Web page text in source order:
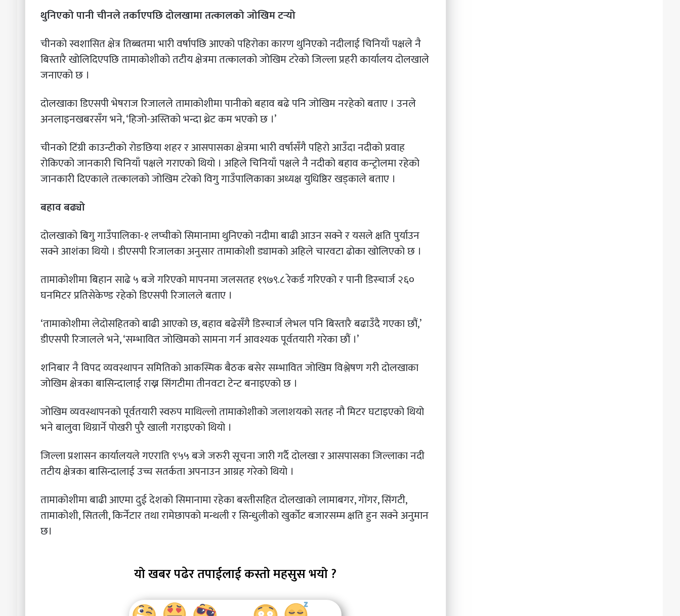
थुनिएको पानी चीनले तर्काएपछि दोलखामा तत्कालको जोखिम टर्‍यो
चीनको स्वशासित क्षेत्र तिब्बतमा भारी वर्षापछि आएको पहिरोका कारण थुनिएको नदीलाई चिनियाँ पक्षले नै
बिस्तारै खोलिदिएपछि तामाकोशीको तटीय क्षेत्रमा तत्कालको जोखिम टरेको जिल्ला प्रहरी कार्यालय दोलखाले
जनाएको छ ।
दोलखाका डिएसपी भेषराज रिजालले तामाकोशीमा पानीको बहाव बढे पनि जोखिम नरहेको बताए । उनले
अनलाइनखबरसँग भने, ‘हिजो-अस्तिको भन्दा थ्रेट कम भएको छ ।’
चीनको टिंग्री काउन्टीको रोङछिया शहर र आसपासका क्षेत्रमा भारी वर्षासँगै पहिरो आउँदा नदीको प्रवाह
रोकिएको जानकारी चिनियाँ पक्षले गराएको थियो । अहिले चिनियाँ पक्षले नै नदीको बहाव कन्ट्रोलमा रहेको
जानकारी दिएकाले तत्कालको जोखिम टरेको विगु गाउँपालिकाका अध्यक्ष युधिष्ठिर खड्काले बताए ।
बहाव बढ्यो
दोलखाको बिगु गाउँपालिका-१ लप्चीको सिमानामा थुनिएको नदीमा बाढी आउन सक्ने र यसले क्षति पुर्याउन
सक्ने आशंका थियो । डीएसपी रिजालका अनुसार तामाकोशी ड्यामको अहिले चारवटा ढोका खोलिएको छ ।
तामाकोशीमा बिहान साढे ५ बजे गरिएको मापनमा जलसतह १९७९.८ रेकर्ड गरिएको र पानी डिस्चार्ज २६०
घनमिटर प्रतिसेकेण्ड रहेको डिएसपी रिजालले बताए ।
‘तामाकोशीमा लेदोसहितको बाढी आएको छ, बहाव बढेसँगै डिस्चार्ज लेभल पनि बिस्तारै बढाउँदै गएका छौं,’
डीएसपी रिजालले भने, ‘सम्भावित जोखिमको सामना गर्न आवश्यक पूर्वतयारी गरेका छौं ।’
शनिबार नै विपद व्यवस्थापन समितिको आकस्मिक बैठक बसेर सम्भावित जोखिम विश्लेषण गरी दोलखाका
जोखिम क्षेत्रका बासिन्दालाई राख्न सिंगटीमा तीनवटा टेन्ट बनाइएको छ ।
जोखिम व्यवस्थापनको पूर्वतयारी स्वरुप माथिल्लो तामाकोशीको जलाशयको सतह नौ मिटर घटाइएको थियो
भने बालुवा थिग्रार्ने पोखरी पुरै खाली गराइएको थियो ।
जिल्ला प्रशासन कार्यालयले गएराति ९ः५५ बजे जरुरी सूचना जारी गर्दै दोलखा र आसपासका जिल्लाका नदी
तटीय क्षेत्रका बासिन्दालाई उच्च सतर्कता अपनाउन आग्रह गरेको थियो ।
तामाकोशीमा बाढी आएमा दुई देशको सिमानामा रहेका बस्तीसहित दोलखाको लामाबगर, गोंगर, सिंगटी,
तामाकोशी, सितली, किर्नेटार तथा रामेछापको मन्थली र सिन्धुलीको खुर्कोट बजारसम्म क्षति हुन सक्ने अनुमान
छ।
यो खबर पढेर तपाईलाई कस्तो महसुस भयो ?